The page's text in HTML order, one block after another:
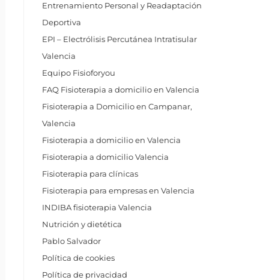
Entrenamiento Personal y Readaptación
Deportiva
EPI – Electrólisis Percutánea Intratisular
Valencia
Equipo Fisioforyou
FAQ Fisioterapia a domicilio en Valencia
Fisioterapia a Domicilio en Campanar,
Valencia
Fisioterapia a domicilio en Valencia
Fisioterapia a domicilio Valencia
Fisioterapia para clínicas
Fisioterapia para empresas en Valencia
INDIBA fisioterapia Valencia
Nutrición y dietética
Pablo Salvador
Política de cookies
Política de privacidad